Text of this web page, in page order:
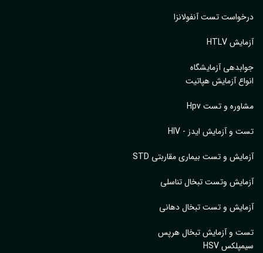
درخواست تست آنفولانزا
آزمایش HTLV
جوابدهی آزمایشگاه
انواع آزمایش هپاتیت
مشاوره و تست Hpv
تست و آزمایش ایدز - HIV
آزمایش و تست بیماری مقاربتی STD
آزمایش وتست تبخال تناسلی
آزمایش و تست تبخال دهانی
تست و آزمایش تبخال هرپس
سیمپلکس HSV